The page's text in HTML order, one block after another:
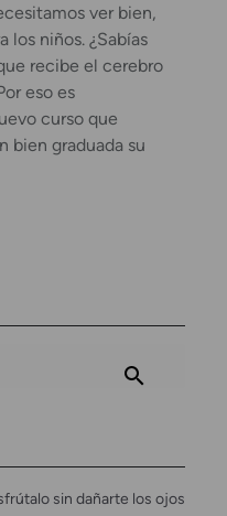
ver bien,
los niños. ¿Sabías
recibe el cerebro
eso es
curso que
bien graduada su
sin dañarte los ojos